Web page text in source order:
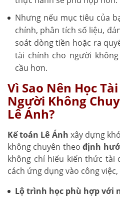
Nhưng nếu mục tiêu của
chính, phân tích số liệu,
soát dòng tiền hoặc ra
tài chính cho người
cầu hơn.
Vì Sao Nên Học
Người Không
Lê Ánh?
Kế toán Lê Ánh xây dựng
không chuyên theođịnh
không chỉ hiểu kiến thức tài
cách ứng dụng vào công
Lộ trình học phù hợp với